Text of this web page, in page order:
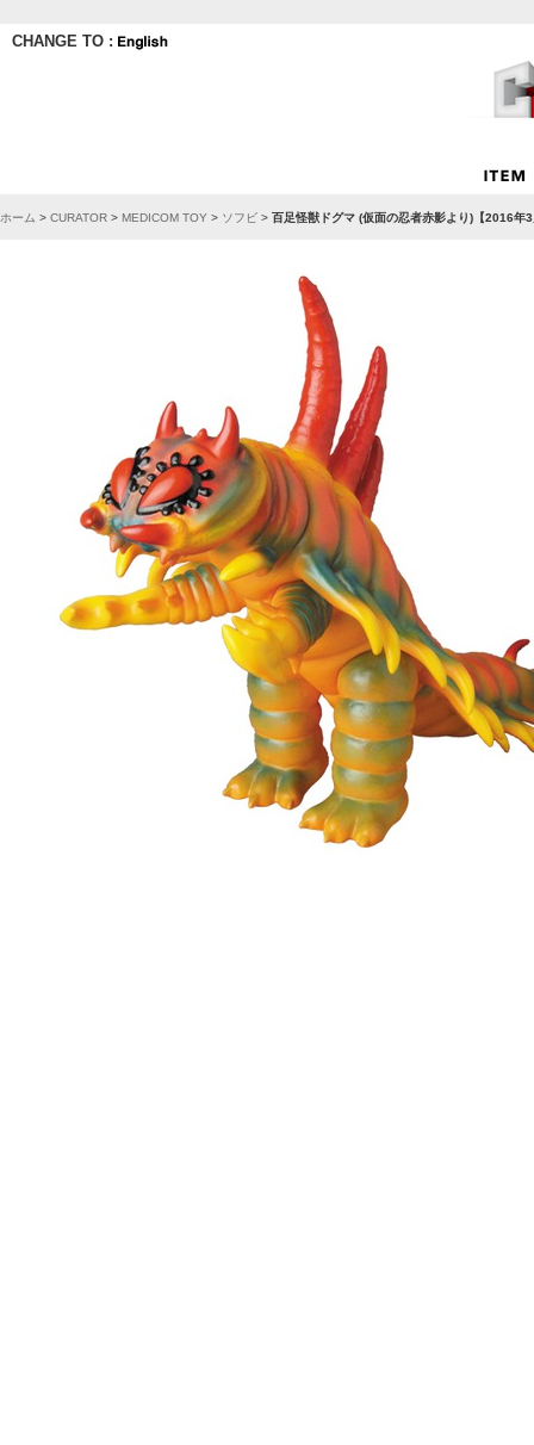
CHANGE TO :
ホーム > CURATOR > MEDICOM TOY > ソフビ > 百足怪獣ドグマ (仮面の忍者赤影より)【2016年